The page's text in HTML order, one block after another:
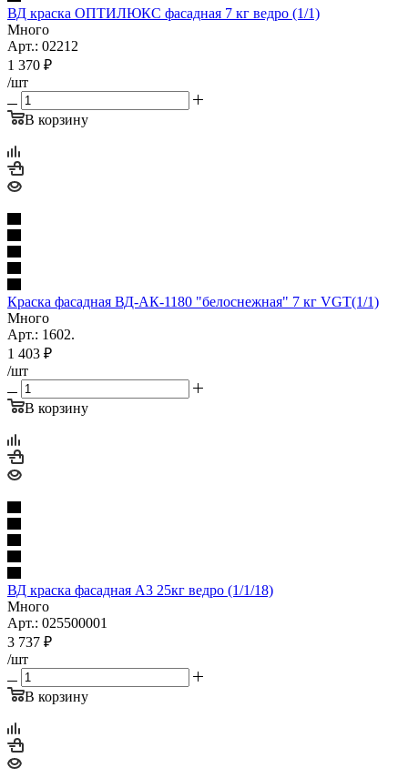
ВД краска ОПТИЛЮКС фасадная 7 кг ведро (1/1)
Много
Арт.: 02212
1 370 ₽
/шт
В корзину
Краска фасадная ВД-АК-1180 "белоснежная" 7 кг VGT(1/1)
Много
Арт.: 1602.
1 403 ₽
/шт
В корзину
ВД краска фасадная А3 25кг ведро (1/1/18)
Много
Арт.: 025500001
3 737 ₽
/шт
В корзину